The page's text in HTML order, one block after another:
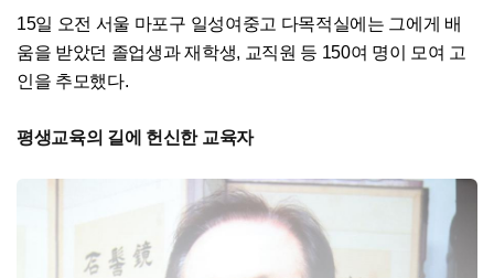
15일 오전 서울 마포구 일성여중고 다목적실에는 그에게 배
움을 받았던 졸업생과 재학생, 교직원 등 150여 명이 모여 고
인을 추모했다.
평생교육의 길에 헌신한 교육자